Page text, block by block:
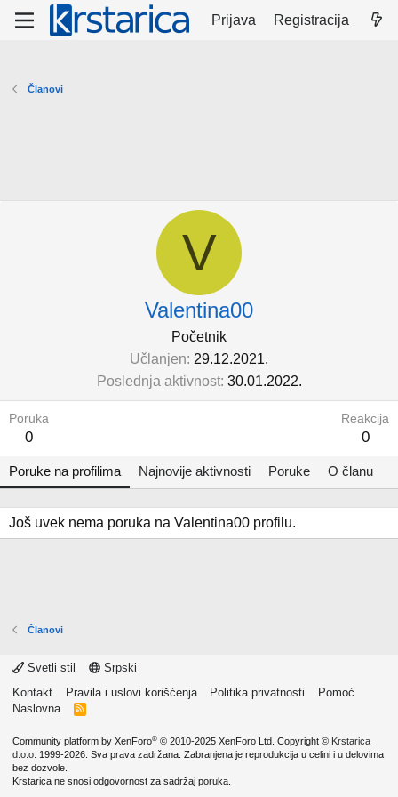
Prijava Registracija
Članovi
V
Valentina00
Početnik
Učlanjen 29.12.2021.
Poslednja aktivnost 30.01.2022.
Poruka
0
Reakcija
0
Poruke na profilima Najnovije aktivnosti Poruke O članu
Još uvek nema poruka na Valentina00 profilu.
Članovi
Svetli stil
Srpski
Kontakt
Pravila i uslovi korišćenja Politika privatnosti
Pomoć
Naslovna
R
Community platform by XenForo® © 2010-2025 XenForo Ltd. Copyright © Krstarica
d.o.o. 1999-2026. Sva prava zadržana. Zabranjena je reprodukcija u celini i u delovima
bez dozvole.
Krstarica ne snosi odgovornost za sadržaj poruka.